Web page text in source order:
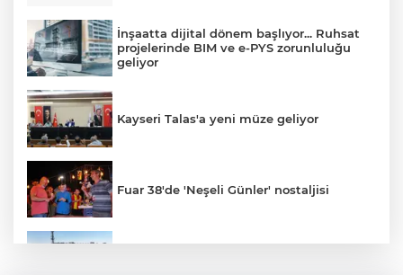
İnşaatta dijital dönem başlıyor... Ruhsat
projelerinde BIM ve e-PYS zorunluluğu
geliyor
Kayseri Talas'a yeni müze geliyor
Fuar 38'de 'Neşeli Günler' nostaljisi